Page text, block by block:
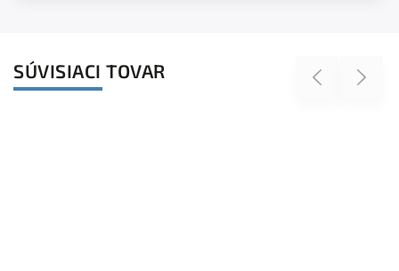
SÚVISIACI TOVAR Previous Next